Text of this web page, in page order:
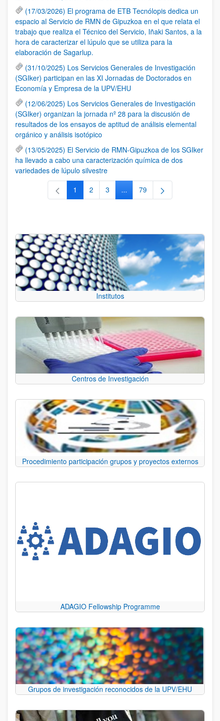
(17/03/2026) El programa de ETB Tecnólopis dedica un
espacio al Servicio de RMN de Gipuzkoa en el que relata el
trabajo que realiza el Técnico del Servicio, Iñaki Santos, a la
hora de caracterizar el lúpulo que se utiliza para la
elaboración de Sagarlup.
(31/10/2025) Los Servicios Generales de Investigación
(SGIker) participan en las XI Jornadas de Doctorados en
Economía y Empresa de la UPV/EHU
(12/06/2025) Los Servicios Generales de Investigación
(SGIker) organizan la jornada nº 28 para la discusión de
resultados de los ensayos de aptitud de análisis elemental
orgánico y análisis isotópico
(13/05/2025) El Servicio de RMN-Gipuzkoa de los SGIker
ha llevado a cabo una caracterización química de dos
variedades de lúpulo silvestre
Página
1 Página
2 Página
3 ...Páginas intermedias Use TAB
Página
79
Institutos
Centros de Investigación
Procedimiento participación grupos y proyectos externos
ADAGIO Fellowship Programme
Grupos de investigación reconocidos de la UPV/EHU